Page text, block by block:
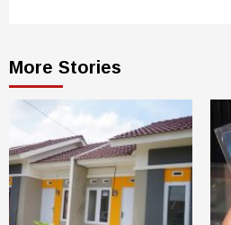
More Stories